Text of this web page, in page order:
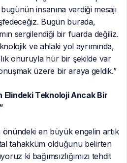
insanına verdiği mesajı
Bugün burada,
sergilendiği bir fuarda değiliz.
ve ahlaki yol ayrımında,
onuruyla hür bir şekilde var
üzere bir araya geldik.”
Elindeki Teknoloji Ancak Bir
önündeki en büyük engelin artık
tahakküm olduğunu belirten
ki bağımsızlığımızı tehdit